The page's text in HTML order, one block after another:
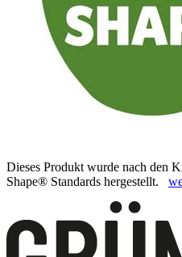
Dieses Produkt wurde nach den
Shape® Standards hergestellt.